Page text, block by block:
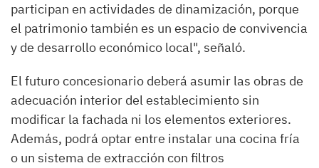
participan en actividades de dinamización, porque
el patrimonio también es un espacio de convivencia
y de desarrollo económico local", señaló.
El futuro concesionario deberá asumir las obras de
adecuación interior del establecimiento sin
modificar la fachada ni los elementos exteriores.
Además, podrá optar entre instalar una cocina fría
o un sistema de extracción con filtros